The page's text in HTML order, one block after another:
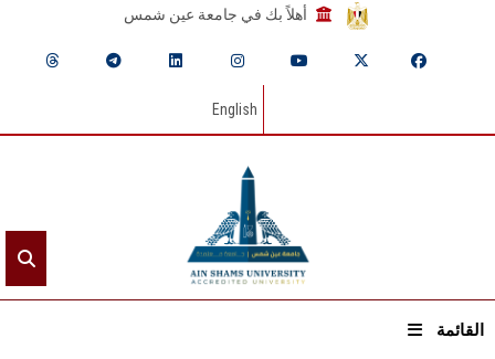
أهلاً بك في جامعة عين شمس
English
القائمة